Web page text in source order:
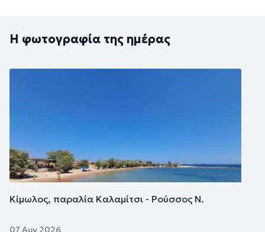
Η φωτογραφία της ημέρας
Κίμωλος, παραλία Καλαμίτσι - Ρούσσος Ν.